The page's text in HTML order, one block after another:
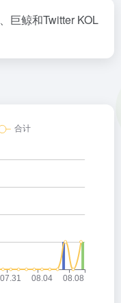
巨鲸和Twitter KOL